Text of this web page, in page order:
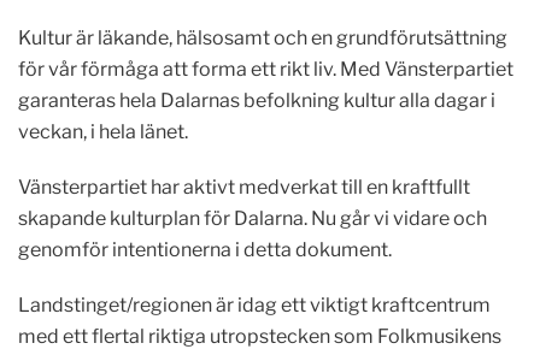
Kultur är läkande, hälsosamt och en grundförutsättning
för vår förmåga att forma ett rikt liv. Med Vänsterpartiet
garanteras hela Dalarnas befolkning kultur alla dagar i
veckan, i hela länet.
Vänsterpartiet har aktivt medverkat till en kraftfullt
skapande kulturplan för Dalarna. Nu går vi vidare och
genomför intentionerna i detta dokument.
Landstinget/regionen är idag ett viktigt kraftcentrum
med ett flertal riktiga utropstecken som Folkmusikens